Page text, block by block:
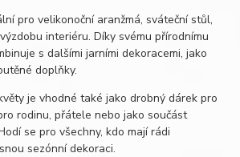
pro velikonoční aranžmá, sváteční stůl,
interiéru. Díky svému přírodnímu
s dalšími jarními dekoracemi, jako
doplňky.
je vhodné také jako drobný dárek pro
rodinu, přátele nebo jako součást
se pro všechny, kdo mají rádi
sezónní dekoraci.